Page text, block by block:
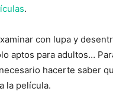
.
con lupa y
aptos para adultos…
hacerte saber
la película.